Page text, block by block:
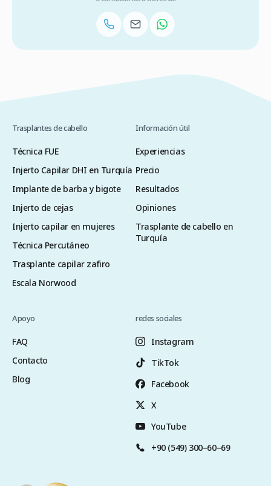
Trasplantes de cabello
Técnica FUE
Injerto Capilar DHI en Turquía
Implante de barba y bigote
Injerto de cejas
Injerto capilar en mujeres
Técnica Percutáneo
Trasplante capilar zafiro
Escala Norwood
Información útil
Experiencias
Precio
Resultados
Opiniones
Trasplante de cabello en
Turquía
Apoyo
FAQ
Contacto
Blog
redes sociales
Instagram
TikTok
Facebook
X
YouTube
+90 (549) 300–60–69